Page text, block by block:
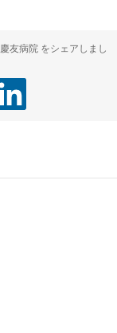
友病院 をシェアしまし